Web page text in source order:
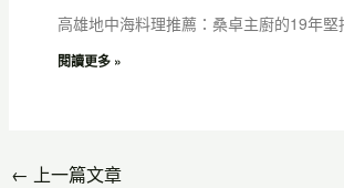
高雄地中海料理推薦：桑卓主廚的19年堅
閱讀更多 »
← 上一篇文章